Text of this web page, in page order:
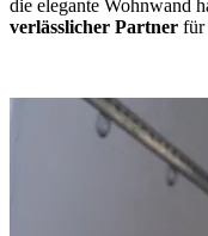
die elegante Wohnwand
verlässlicher Partner für